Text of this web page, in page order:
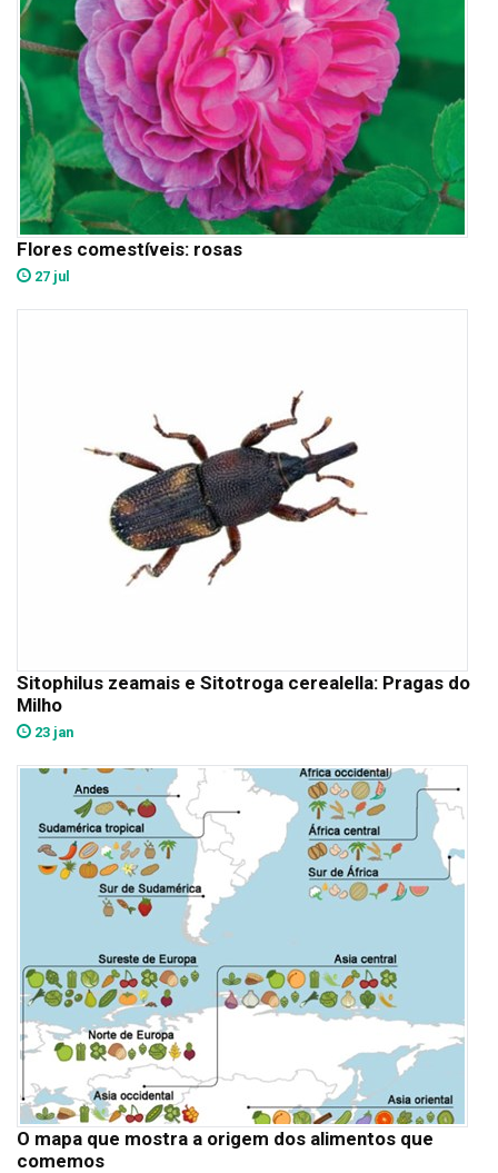
Flores comestíveis: rosas
27 jul
Sitophilus zeamais e Sitotroga cerealella: Pragas do
Milho
23 jan
O mapa que mostra a origem dos alimentos que
comemos